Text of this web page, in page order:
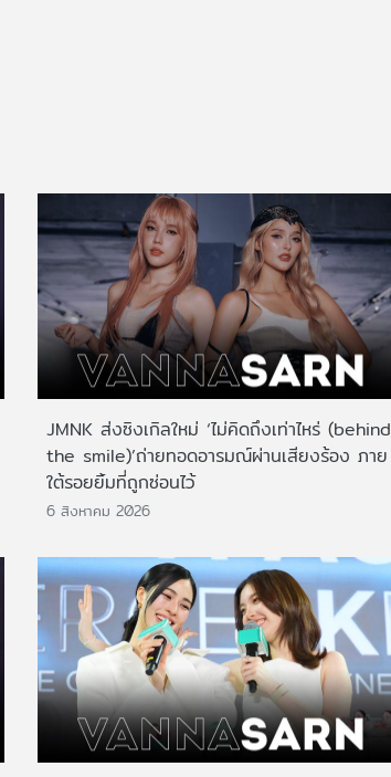
JMNK ส่งซิงเกิลใหม่ ‘ไม่คิดถึงเท่าไหร่ (behind
the smile)’ถ่ายทอดอารมณ์ผ่านเสียงร้อง ภาย
ใต้รอยยิ้มที่ถูกซ่อนไว้
6 สิงหาคม 2026